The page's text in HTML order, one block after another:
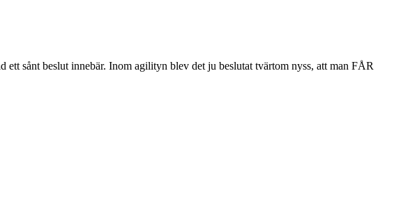
sånt beslut innebär. Inom agilityn blev det ju beslutat tvärtom nyss, att man FÅR